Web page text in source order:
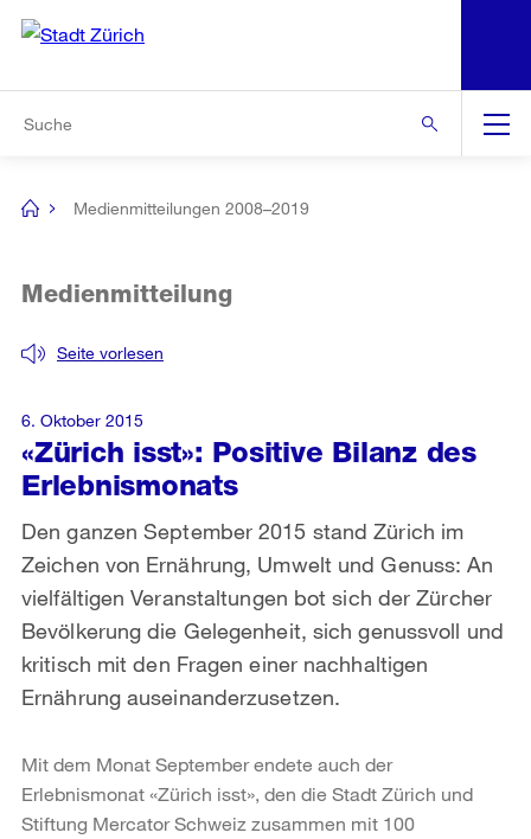
Navigation
[no
Medienmitteilungen 2008–2019
«Zürich isst»: Positive Bilanz des
Erlebnismonats
Seite vorlesen
Medienmitteilung
Den ganzen September 2015 stand Zürich im
Zeichen von Ernährung, Umwelt und Genuss: An
vielfältigen Veranstaltungen bot sich der Zürcher
Bevölkerung die Gelegenheit, sich genussvoll und
kritisch mit den Fragen einer nachhaltigen
Ernährung auseinanderzusetzen.
6. Oktober 2015
Mit dem Monat September endete auch der
Erlebnismonat «Zürich isst», den die Stadt Zürich und
Stiftung Mercator Schweiz zusammen mit 100